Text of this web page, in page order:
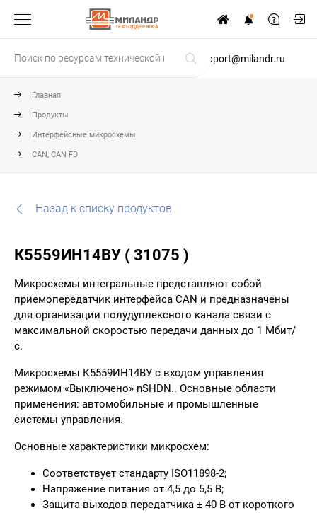
ТЕХПОДДЕРЖКА
support@milandr.ru
Главная
Продукты
Интерфейсные микросхемы
CAN, CAN FD
Назад к списку продуктов
К5559ИН14ВУ ( 31075 )
Микросхемы интегральные представляют собой
приемопередатчик интерфейса CAN и предназначены
для организации полудуплексного канала связи с
максимальной скоростью передачи данных до 1 Мбит/
с.
Микросхемы К5559ИН14ВУ с входом управления
режимом «Выключено» nSHDN.. Основные области
применения: автомобильные и промышленные
системы управления.
Основные характеристики микросхем:
Соответствует стандарту ISO11898-2;
Напряжение питания от 4,5 до 5,5 В;
Защита выходов передатчика ± 40 В от короткого